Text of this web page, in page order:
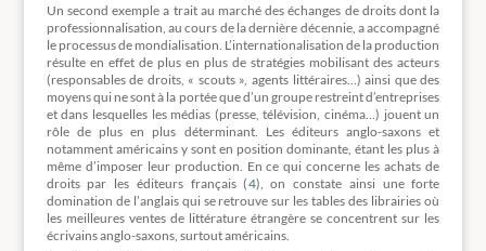
Un second exemple a trait au marché des échanges de droits dont la
professionnalisation, au cours de la dernière décennie, a accompagné
le processus de mondialisation. L’internationalisation de la production
résulte en effet de plus en plus de stratégies mobilisant des acteurs
(responsables de droits, « scouts », agents littéraires…) ainsi que des
moyens qui ne sont à la portée que d’un groupe restreint d’entreprises
et dans lesquelles les médias (presse, télévision, cinéma…) jouent un
rôle de plus en plus déterminant. Les éditeurs anglo-saxons et
notamment américains y sont en position dominante, étant les plus à
même d’imposer leur production. En ce qui concerne les achats de
droits par les éditeurs français (4), on constate ainsi une forte
domination de l’anglais qui se retrouve sur les tables des librairies où
les meilleures ventes de littérature étrangère se concentrent sur les
écrivains anglo-saxons, surtout américains.